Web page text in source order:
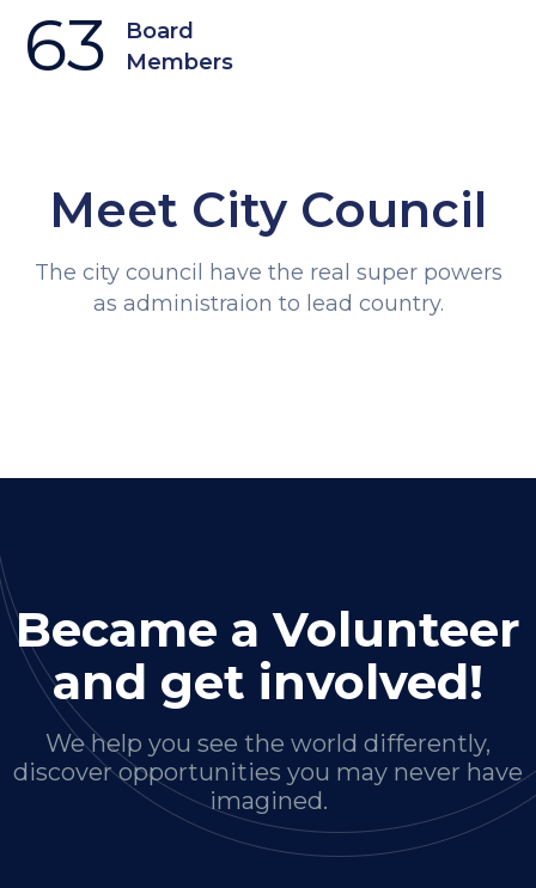
63
Board
Members
Meet City Council
The city council have the real super powers
as administraion to lead country.
Became a Volunteer
and get involved!
We help you see the world differently,
discover opportunities you may never have
imagined.